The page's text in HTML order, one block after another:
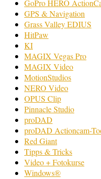
GoPro HERO
GPS & Navigation
Grass Valley EDIUS
HitPaw
KI
MAGIX Vegas Pro
MAGIX Video
MotionStudios
NERO Video
OPUS Clip
Pinnacle Studio
proDAD
proDAD Actioncam-
Red Giant
Tipps & Tricks
Video + Fotokurse
Windows®